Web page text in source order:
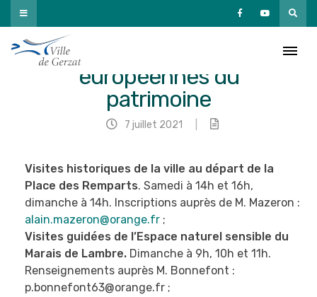
Passer
au
contenu
européennes du
patrimoine
7 juillet 2021
Visites historiques de la ville au départ de la
Place des Remparts. Samedi à 14h et 16h,
dimanche à 14h. Inscriptions auprès de M. Mazeron :
alain.mazeron@orange.fr ;
Visites guidées de l’Espace naturel sensible du
Marais de Lambre. Dimanche à 9h, 10h et 11h.
Renseignements auprès M. Bonnefont :
p.bonnefont63@orange.fr ;